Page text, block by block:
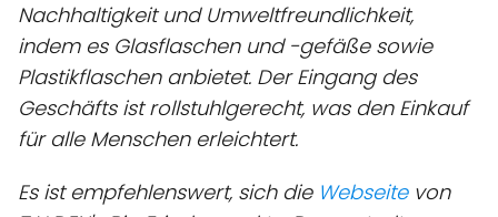
Nachhaltigkeit und Umweltfreundlichkeit,
indem es Glasflaschen und -gefäße sowie
Plastikflaschen anbietet. Der Eingang des
Geschäfts ist rollstuhlgerecht, was den Einkauf
für alle Menschen erleichtert.
Es ist empfehlenswert, sich die Webseitevon